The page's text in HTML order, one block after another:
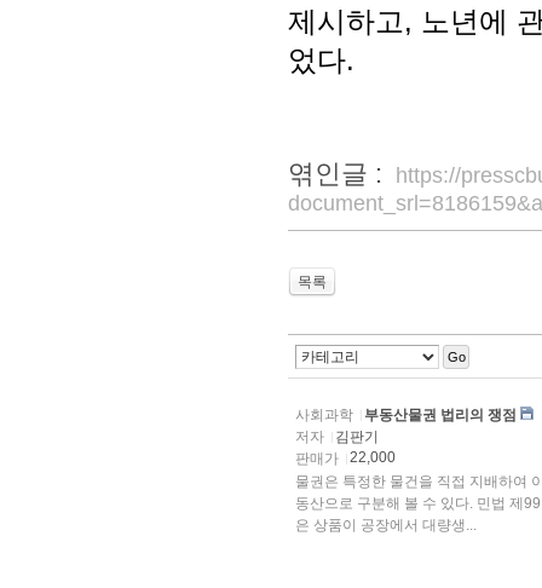
제시하고, 노년에
었다.
엮인글 :
https://
목록
Go
사회과학
부동산물권 법리의 쟁점
저자
김판기
판매가
22,000
물권은 특정한 물건을 직접 지배하여
동산으로 구분해 볼 수 있다. 민법 제
은 상품이 공장에서 대량생...